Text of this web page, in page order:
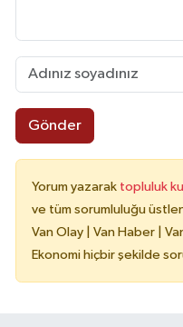
Gönder
Yorum yazarak topluluk
ve tüm sorumluluğu
Van Olay | Van Haber |
Ekonomi hiçbir şekilde